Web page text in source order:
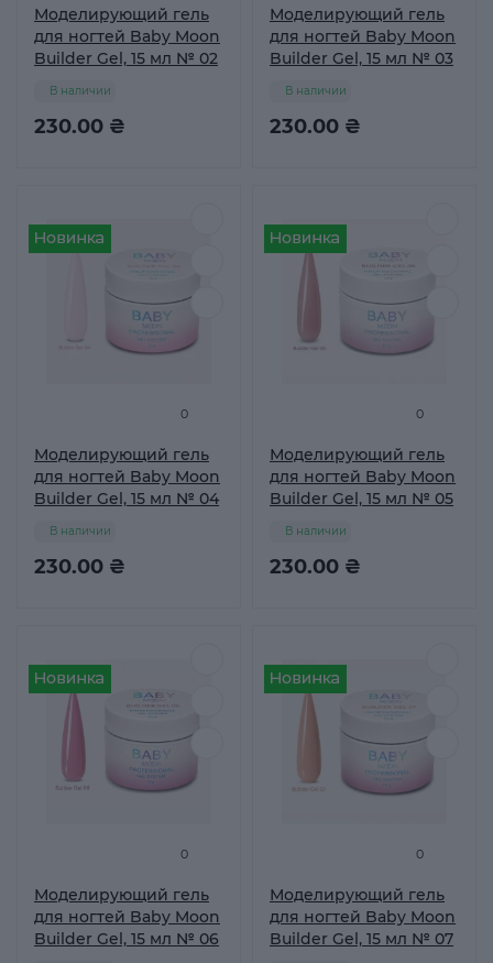
Моделирующий гель
для ногтей Baby Moon
Builder Gel, 15 мл № 02
230.00 ₴
В наличии
Моделирующий гель
для ногтей Baby Moon
Builder Gel, 15 мл № 03
230.00 ₴
В наличии
0
Моделирующий гель
для ногтей Baby Moon
Builder Gel, 15 мл № 04
230.00 ₴
В наличии
0
Моделирующий гель
для ногтей Baby Moon
Builder Gel, 15 мл № 05
230.00 ₴
В наличии
0
Моделирующий гель
для ногтей Baby Moon
Builder Gel, 15 мл № 06
0
Моделирующий гель
для ногтей Baby Moon
Builder Gel, 15 мл № 07